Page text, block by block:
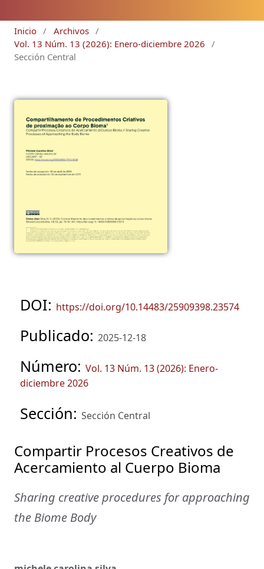
Inicio / Archivos /
Vol. 13 Núm. 13 (2026): Enero-diciembre 2026
/
Sección Central
DOI: https://doi.org/10.14483/25909398.23574
Publicado: 2025-12-18
Número: Vol. 13 Núm. 13 (2026): Enero-
diciembre 2026
Sección: Sección Central
Compartir Procesos Creativos de
Acercamiento al Cuerpo Bioma
Sharing creative procedures for approaching
the Biome Body